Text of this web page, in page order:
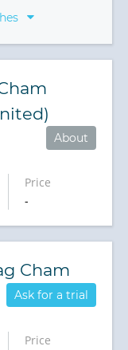
About
Price
-
Cham
Ask for a trial
Price